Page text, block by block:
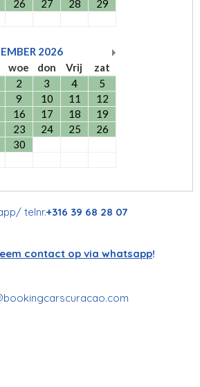
26 27 28
29
2026
woe don Vrij
zat
2 3 4
5
9 10 11
12
16 17 18
19
23 24 25
26
30
telnr.+316 39 68 28 07
contact op via whatsapp!